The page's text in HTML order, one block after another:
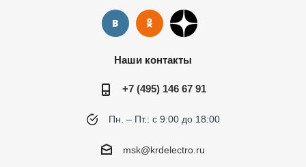
Наши контакты
+7 (495) 146 67 91
Пн. – Пт.: с 9:00 до 18:00
msk@krdelectro.ru